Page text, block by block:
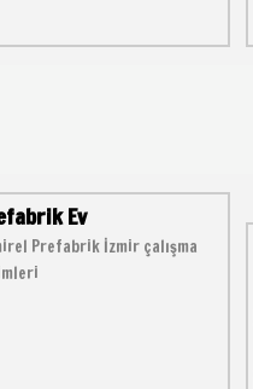
Ev
Prefabrik İzmir çalışma